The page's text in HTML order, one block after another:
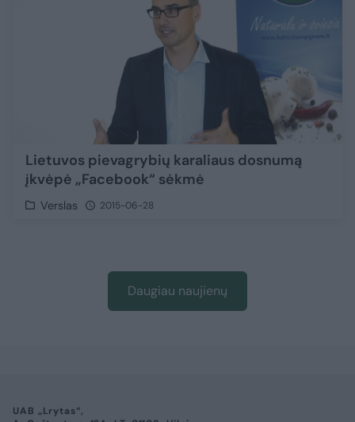
Lietuvos pievagrybių karaliaus dosnumą
įkvėpė „Facebook“ sėkmė
Verslas 2015-06-28
Daugiau naujienų
UAB „Lrytas“,